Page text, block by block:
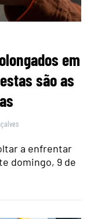
em
são as
a enfrentar
domingo, 9 de